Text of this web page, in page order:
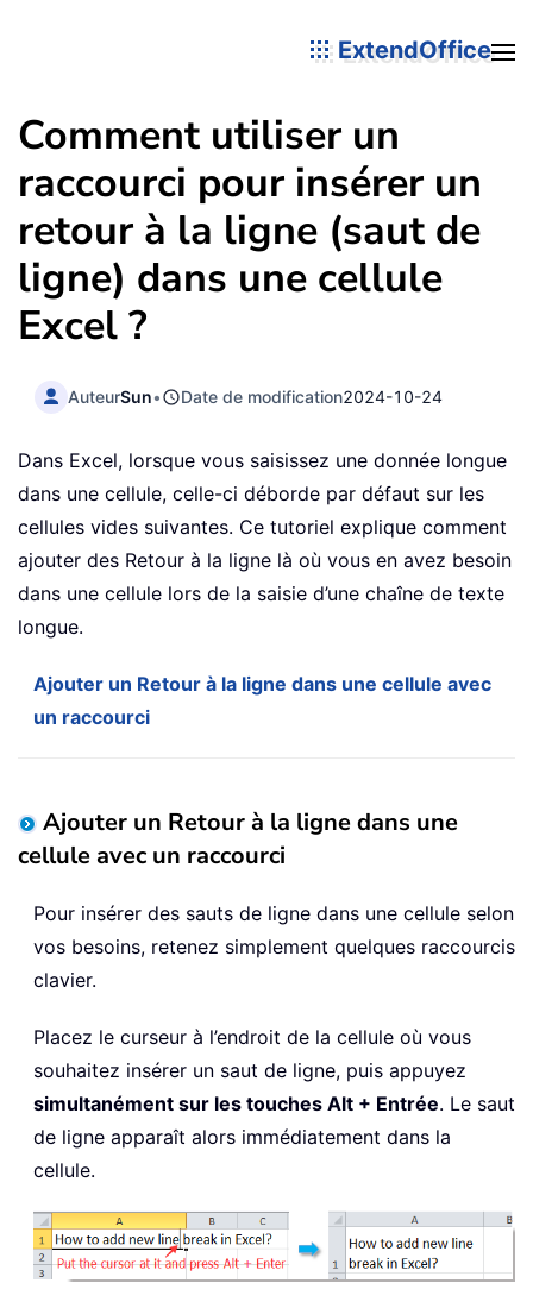
ExtendOffice
Comment utiliser un
raccourci pour insérer un
retour à la ligne (saut de
ligne) dans une cellule
Excel ?
AuteurSun• Date de modification2024-10-24
Dans Excel, lorsque vous saisissez une donnée longue
dans une cellule, celle-ci déborde par défaut sur les
cellules vides suivantes. Ce tutoriel explique comment
ajouter des Retour à la ligne là où vous en avez besoin
dans une cellule lors de la saisie d’une chaîne de texte
longue.
Ajouter un Retour à la ligne dans une cellule avec
un raccourci
Ajouter un Retour à la ligne dans une
cellule avec un raccourci
Pour insérer des sauts de ligne dans une cellule selon
vos besoins, retenez simplement quelques raccourcis
clavier.
Placez le curseur à l’endroit de la cellule où vous
souhaitez insérer un saut de ligne, puis appuyez
simultanément sur les touches Alt + Entrée. Le saut
de ligne apparaît alors immédiatement dans la
cellule.